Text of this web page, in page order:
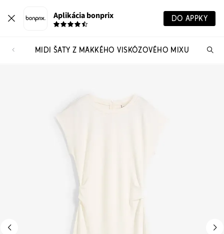
Aplikácia bonprix DO APPKY
MIDI ŠATY Z MÄKKÉHO VISKÓZOVÉHO MIXU